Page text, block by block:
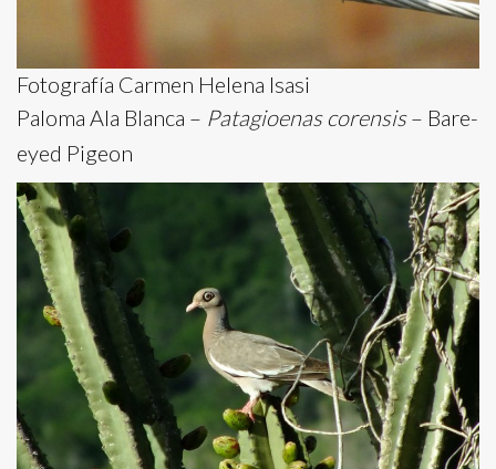
Fotografía Carmen Helena Isasi
Paloma Ala Blanca – Patagioenas corensis– Bare-
eyed Pigeon